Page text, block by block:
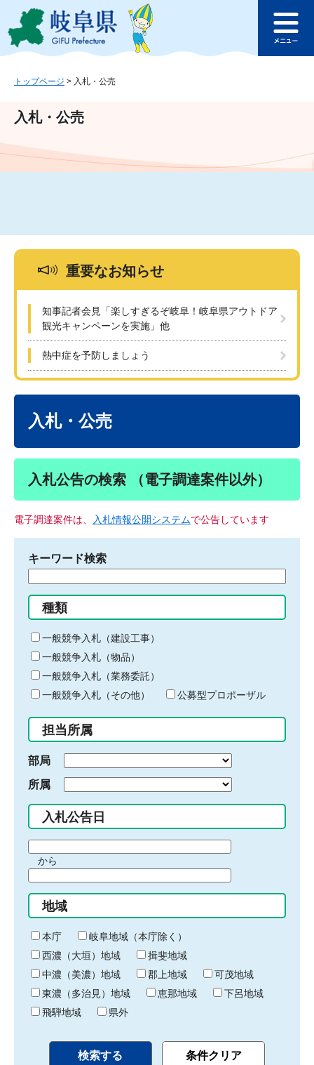
ジ
ュ
文
このページの本文へ
ュ
トップページ > 入札・公売
入札・公売
重要なお知らせ
知事記者会見「楽しすぎるぞ岐阜！岐阜県アウトドア
観光キャンペーンを実施」他
熱中症を予防しましょう
入札・公売
入札公告の検索 （電子調達案件以外）
電子調達案件は、 入札情報公開システムで公告しています
キーワード検索
る
キ
ー
ワ
ー
ド
入
力
種類
一般競争入札（建設工事）
一般競争入札（物品）
一般競争入札（業務委託）
一般競争入札（その他）
公募型プロポーザル
担当所属
部局
所属
入札公告日
間
始
り
から
間
終
わ
り
地域
本庁
岐阜地域（本庁除く）
西濃（大垣）地域
揖斐地域
中濃（美濃）地域
郡上地域
可茂地域
東濃（多治見）地域
恵那地域
下呂地域
飛騨地域
県外